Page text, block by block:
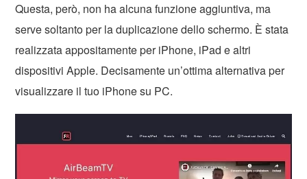
Questa, però, non ha alcuna funzione aggiuntiva, ma
serve soltanto per la duplicazione dello schermo. È stata
realizzata appositamente per iPhone, iPad e altri
dispositivi Apple. Decisamente un’ottima alternativa per
visualizzare il tuo iPhone su PC.